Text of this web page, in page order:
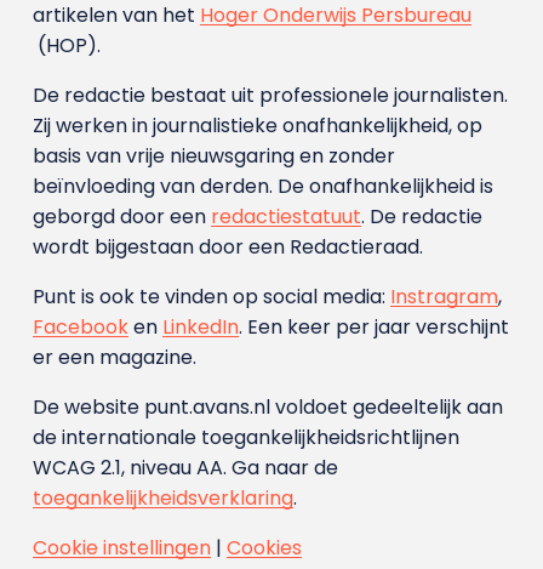
artikelen van het Hoger Onderwijs Persbureau
(HOP).
De redactie bestaat uit professionele journalisten.
Zij werken in journalistieke onafhankelijkheid, op
basis van vrije nieuwsgaring en zonder
beïnvloeding van derden. De onafhankelijkheid is
geborgd door een redactiestatuut. De redactie
wordt bijgestaan door een Redactieraad.
Punt is ook te vinden op social media: Instragram,
Facebooken LinkedIn. Een keer per jaar verschijnt
er een magazine.
De website punt.avans.nl voldoet gedeeltelijk aan
de internationale toegankelijkheidsrichtlijnen
WCAG 2.1, niveau AA. Ga naar de
toegankelijkheidsverklaring.
Cookie instellingen| Cookies